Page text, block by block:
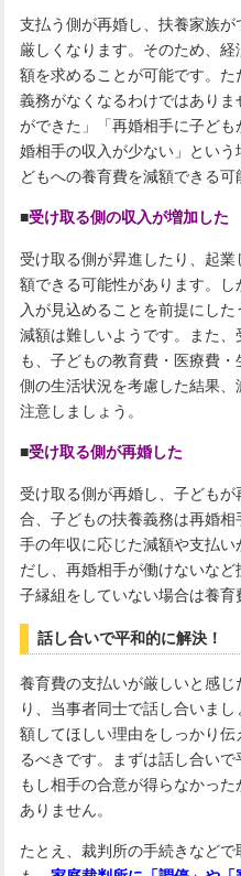
支払う側が再婚し、扶養家族
厳しくなります。そのため、
額を求めることが可能です。
義務がなくなるわけではあり
ができた」「再婚相手に子ど
婚相手の収入が少ない」とい
どもへの養育費を減額できる可
■受け取る側の収入が増加した
受け取る側が昇進したり、起
額できる可能性があります。
入が見込めることを前提にした
減額は難しいようです。また
も、子どもの教育費・医療費
側の生活状況を考慮した結果
注意しましょう。
■受け取る側が再婚した
受け取る側が再婚し、子ども
合、子どもの扶養義務は再婚
手の年収に応じた減額や支払
だし、再婚相手が働けないな
子縁組をしていない場合は養育
話し合いで平和的に解決！
養育費の支払いが厳しいと感
り、当事者同士で話し合いま
額してほしい理由をしっかり
るべきです。まずは話し合いで
もし相手の合意が得らなかっ
ありません。
たとえ、裁判所の手続きなど